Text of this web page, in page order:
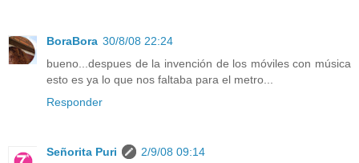
BoraBora 30/8/08 22:24
bueno...despues de la invención de los móviles con música
esto es ya lo que nos faltaba para el metro...
Responder
Señorita Puri
2/9/08 09:14